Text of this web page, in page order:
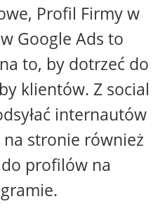
Profil Firmy w
Google Ads to
to, by dotrzeć do
klientów. Z social
internautów
stronie również
profilów na